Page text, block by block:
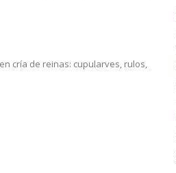
cría de reinas: cupularves, rulos,